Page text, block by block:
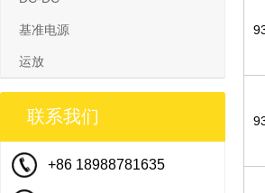
基准电源
运放
联系我们
+86 18988781635